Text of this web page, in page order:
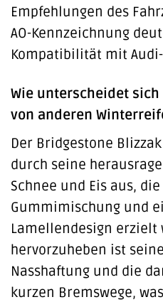
Empfehlungen des
AO-Kennzeichnung
Kompatibilität mit
Wie unterscheidet sich
von anderen
Der Bridgestone
durch seine
Schnee und Eis aus,
Gummimischung und
Lamellendesign erzielt
hervorzuheben ist
Nasshaftung und die
kurzen Bremswege,